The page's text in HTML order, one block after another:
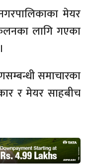
मेयर
लागि गएका
समाचारका
र मेयर साहबीच